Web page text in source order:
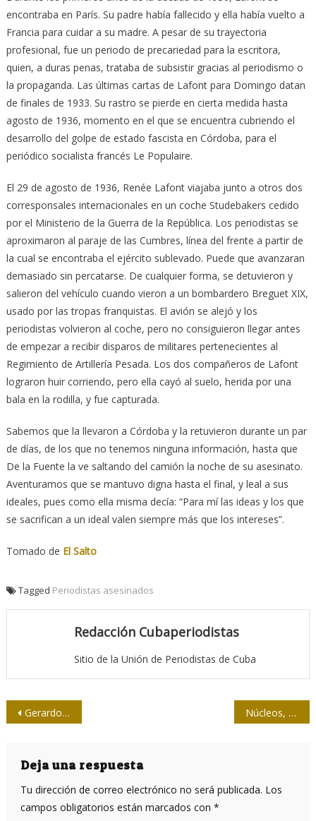
encontraba en París. Su padre había fallecido y ella había vuelto a
Francia para cuidar a su madre. A pesar de su trayectoria
profesional, fue un periodo de precariedad para la escritora,
quien, a duras penas, trataba de subsistir gracias al periodismo o
la propaganda. Las últimas cartas de Lafont para Domingo datan
de finales de 1933. Su rastro se pierde en cierta medida hasta
agosto de 1936, momento en el que se encuentra cubriendo el
desarrollo del golpe de estado fascista en Córdoba, para el
periódico socialista francés Le Populaire.
El 29 de agosto de 1936, Renée Lafont viajaba junto a otros dos
corresponsales internacionales en un coche Studebakers cedido
por el Ministerio de la Guerra de la República. Los periodistas se
aproximaron al paraje de las Cumbres, línea del frente a partir de
la cual se encontraba el ejército sublevado. Puede que avanzaran
demasiado sin percatarse. De cualquier forma, se detuvieron y
salieron del vehículo cuando vieron a un bombardero Breguet XIX,
usado por las tropas franquistas. El avión se alejó y los
periodistas volvieron al coche, pero no consiguieron llegar antes
de empezar a recibir disparos de militares pertenecientes al
Regimiento de Artillería Pesada. Los dos compañeros de Lafont
lograron huir corriendo, pero ella cayó al suelo, herida por una
bala en la rodilla, y fue capturada.
Sabemos que la llevaron a Córdoba y la retuvieron durante un par
de días, de los que no tenemos ninguna información, hasta que
De la Fuente la ve saltando del camión la noche de su asesinato.
Aventuramos que se mantuvo digna hasta el final, y leal a sus
ideales, pues como ella misma decía: “Para mí las ideas y los que
se sacrifican a un ideal valen siempre más que los intereses”.
Tomado de El Salto
Tagged Periodistas asesinados
Redacción Cubaperiodistas
Sitio de la Unión de Periodistas de Cuba
Navegación
entradas
Gerardo Hernández Nordelo y el camino de la resiliencia Núcleos, homenaje de las artes visuales al Incendio de Bayamo
Deja una respuesta
Tu dirección de correo electrónico no será publicada. Los
campos obligatorios están marcados con *